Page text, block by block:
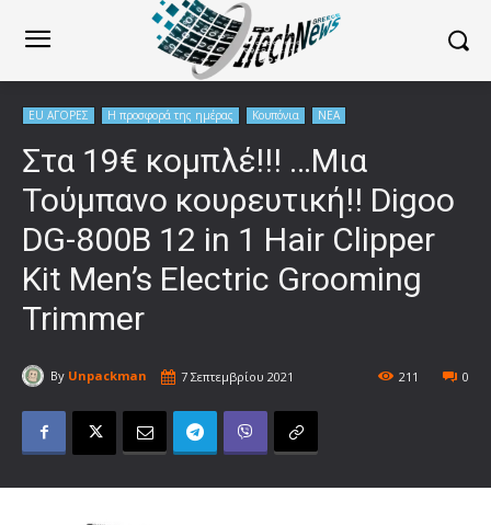
EU ΑΓΟΡΕΣ Η προσφορά της ημέρας Κουπόνια ΝΕΑ
Στα 19€ κομπλέ!!! …Μια
Τούμπανο κουρευτική!! Digoo
DG-800B 12 in 1 Hair Clipper
Kit Men’s Electric Grooming
Trimmer
By Unpackman 7 Σεπτεμβρίου 2021 0
211